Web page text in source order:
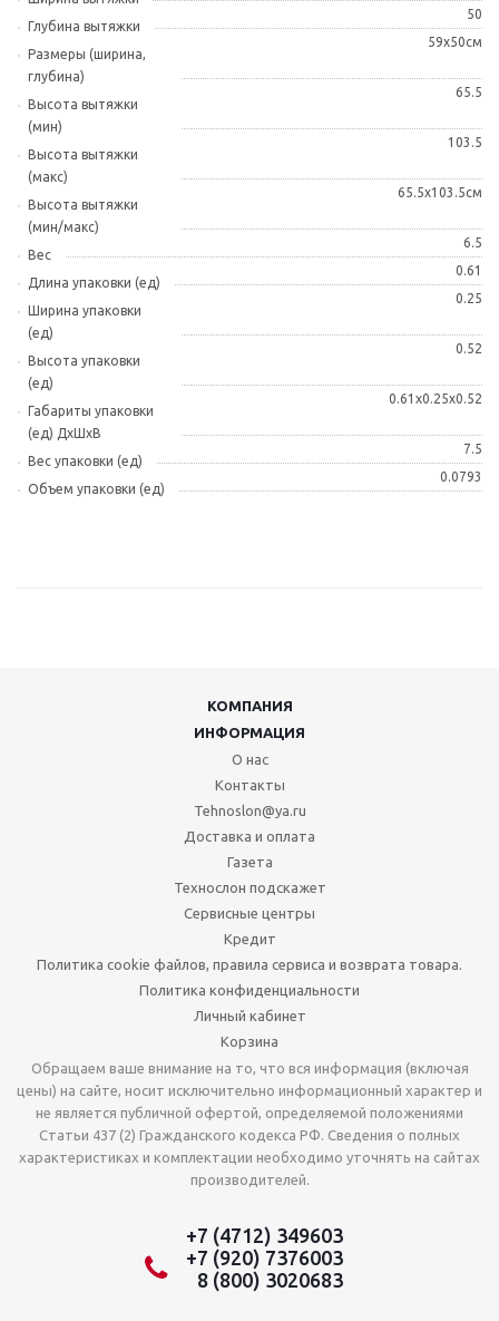
Глубина вытяжки
50
Размеры (ширина,
глубина)
59x50см
Высота вытяжки
(мин)
65.5
Высота вытяжки
(макс)
103.5
Высота вытяжки
(мин/макс)
65.5x103.5см
Вес
6.5
Длина упаковки (ед)
0.61
Ширина упаковки
(ед)
0.25
Высота упаковки
(ед)
0.52
Габариты упаковки
(ед) ДхШхВ
0.61x0.25x0.52
Вес упаковки (ед)
7.5
Объем упаковки (ед)
0.0793
КОМПАНИЯ
ИНФОРМАЦИЯ
О нас
Контакты
Tehnoslon@ya.ru
Доставка и оплата
Газета
Технослон подскажет
Сервисные центры
Кредит
Политика cookie файлов, правила сервиса и возврата товара.
Политика конфиденциальности
Личный кабинет
Корзина
Обращаем ваше внимание на то, что вся информация (включая
цены) на сайте, носит исключительно информационный характер и
не является публичной офертой, определяемой положениями
Статьи 437 (2) Гражданского кодекса РФ. Сведения о полных
характеристиках и комплектации необходимо уточнять на сайтах
производителей.
+7 (4712) 349603
+7 (920) 7376003
8 (800) 3020683